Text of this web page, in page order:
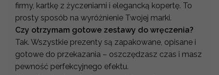
firmy, kartkę z życzeniami i elegancką kopertę. To
prosty sposób na wyróżnienie Twojej marki.
Czy otrzymam gotowe zestawy do wręczenia?
Tak. Wszystkie prezenty są zapakowane, opisane i
gotowe do przekazania – oszczędzasz czas i masz
pewność perfekcyjnego efektu.